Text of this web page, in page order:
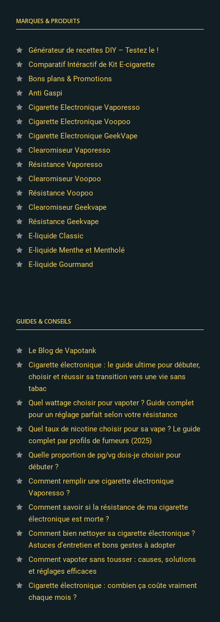
MARQUES & PRODUITS
Générateur de recettes DIY – Testez le !
Comparatif Intéractif de Kit E-cigarette
Bons plans & Promotions
Anti Gaspi
Cigarette Electronique Vaporesso
Cigarette Electronique Voopoo
Cigarette Electronique GeekVape
Clearomiseur Vaporesso
Résistance Vaporesso
Clearomiseur Voopoo
Résistance Voopoo
Clearomiseur Geekvape
Résistance Geekvape
E-liquide Classic
E-liquide Menthe et Mentholé
E-liquide Gourmand
GUIDES & CONSEILS
Le Blog de Vapotank
Cigarette électronique : le guide ultime pour débuter,
choisir et réussir sa transition vers une vie sans
tabac
Quel wattage choisir pour vapoter ? Guide complet
pour un réglage parfait selon votre résistance
Quel taux de nicotine choisir pour sa vape ? Le guide
complet par profils de fumeurs (2025)
Quelle proportion de pg/vg dois-je choisir pour
débuter ?
Comment remplir une cigarette électronique
Vaporesso ?
Comment savoir si la résistance de ma cigarette
électronique est morte ?
Comment bien nettoyer sa cigarette électronique ?
Astuces d’entretien et bons gestes à adopter
Comment vapoter sans tousser : causes, solutions
et réglages efficaces
Cigarette électronique : combien ça coûte vraiment
chaque mois ?